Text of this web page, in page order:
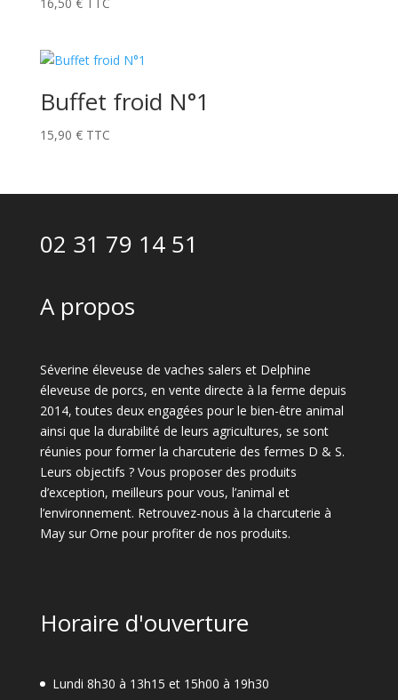
Buffet froid N°1
15,90 € TTC
02 31 79 14 51
A propos
Séverine éleveuse de vaches salers et Delphine
éleveuse de porcs, en vente directe à la ferme depuis
2014, toutes deux engagées pour le bien-être animal
ainsi que la durabilité de leurs agricultures, se sont
réunies pour former la charcuterie des fermes D & S.
Leurs objectifs ? Vous proposer des produits
d’exception, meilleurs pour vous, l’animal et
l’environnement. Retrouvez-nous à la charcuterie à
May sur Orne pour profiter de nos produits.
Horaire d'ouverture
Lundi 8h30 à 13h15 et 15h00 à 19h30